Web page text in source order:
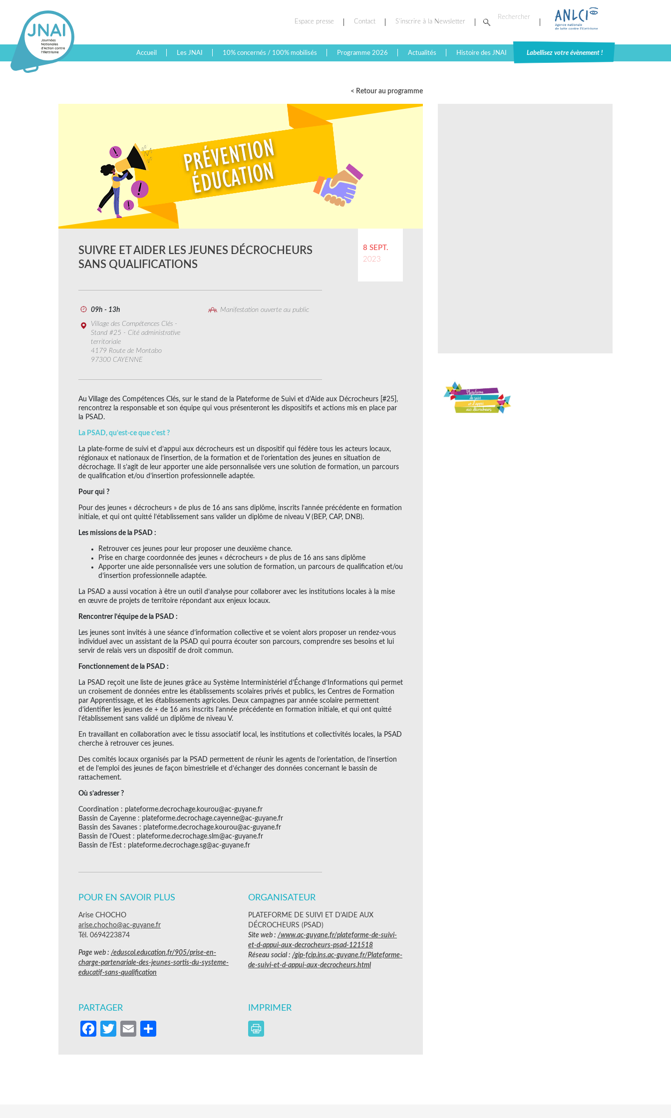
Espace presse Contact S’inscrire à la Newsletter
Accueil Les JNAI 10% concernés / 100% mobilisés Programme 2026 Actualités Histoire des JNAI Labellisez votre évènement !
< Retour au programme
8 SEPT.
2023
SUIVRE ET AIDER LES JEUNES DÉCROCHEURS
SANS QUALIFICATIONS
09h - 13h
Manifestation ouverte au public
Village des Compétences Clés -
Stand #25 - Cité administrative
territoriale
4179 Route de Montabo
97300 CAYENNE
Au Village des Compétences Clés, sur le stand de la Plateforme de Suivi et d’Aide aux Décrocheurs [#25],
rencontrez la responsable et son équipe qui vous présenteront les dispositifs et actions mis en place par
la PSAD.
La PSAD, qu’est-ce que c’est ?
La plate-forme de suivi et d’appui aux décrocheurs est un dispositif qui fédère tous les acteurs locaux,
régionaux et nationaux de l’insertion, de la formation et de l’orientation des jeunes en situation de
décrochage. Il s’agit de leur apporter une aide personnalisée vers une solution de formation, un parcours
de qualification et/ou d’insertion professionnelle adaptée.
Pour qui ?
Pour des jeunes « décrocheurs » de plus de 16 ans sans diplôme, inscrits l’année précédente en formation
initiale, et qui ont quitté l’établissement sans valider un diplôme de niveau V (BEP, CAP, DNB).
Les missions de la PSAD :
Retrouver ces jeunes pour leur proposer une deuxième chance.
Prise en charge coordonnée des jeunes « décrocheurs » de plus de 16 ans sans diplôme
Apporter une aide personnalisée vers une solution de formation, un parcours de qualification et/ou
d’insertion professionnelle adaptée.
La PSAD a aussi vocation à être un outil d’analyse pour collaborer avec les institutions locales à la mise
en œuvre de projets de territoire répondant aux enjeux locaux.
Rencontrer l’équipe de la PSAD :
Les jeunes sont invités à une séance d’information collective et se voient alors proposer un rendez-vous
individuel avec un assistant de la PSAD qui pourra écouter son parcours, comprendre ses besoins et lui
servir de relais vers un dispositif de droit commun.
Fonctionnement de la PSAD :
La PSAD reçoit une liste de jeunes grâce au Système Interministériel d’Échange d’Informations qui permet
un croisement de données entre les établissements scolaires privés et publics, les Centres de Formation
par Apprentissage, et les établissements agricoles. Deux campagnes par année scolaire permettent
d’identifier les jeunes de + de 16 ans inscrits l’année précédente en formation initiale, et qui ont quitté
l’établissement sans validé un diplôme de niveau V.
En travaillant en collaboration avec le tissu associatif local, les institutions et collectivités locales, la PSAD
cherche à retrouver ces jeunes.
Des comités locaux organisés par la PSAD permettent de réunir les agents de l’orientation, de l’insertion
et de l’emploi des jeunes de façon bimestrielle et d’échanger des données concernant le bassin de
rattachement.
Où s’adresser ?
Coordination : plateforme.decrochage.kourou@ac-guyane.fr
Bassin de Cayenne : plateforme.decrochage.cayenne@ac-guyane.fr
Bassin des Savanes : plateforme.decrochage.kourou@ac-guyane.fr
Bassin de l’Ouest : plateforme.decrochage.slm@ac-guyane.fr
Bassin de l’Est : plateforme.decrochage.sg@ac-guyane.fr
POUR EN SAVOIR PLUS
Arise CHOCHO
arise.chocho@ac-guyane.fr
Tél. 0694223874
Page web : /eduscol.education.fr/905/prise-en-
charge-partenariale-des-jeunes-sortis-du-systeme-
educatif-sans-qualification
ORGANISATEUR
PLATEFORME DE SUIVI ET D'AIDE AUX
DÉCROCHEURS (PSAD)
Site web : /www.ac-guyane.fr/plateforme-de-suivi-
et-d-appui-aux-decrocheurs-psad-121518
Réseau social : /gip-fcip.ins.ac-guyane.fr/Plateforme-
de-suivi-et-d-appui-aux-decrocheurs.html
PARTAGER
Facebook
Twitter
Email
IMPRIMER